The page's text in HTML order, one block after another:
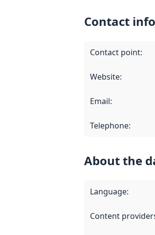
Contact
Contact point:
Website:
Email:
Telephone:
About the
Language:
Content